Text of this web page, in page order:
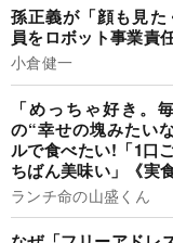
孫正義が「顔も見
員をロボット事業責
小倉健一
「めっちゃ好き。
の“幸せの塊みたい
ルで食べたい!「1口
ちばん美味い」《実
ランチ命の山盛くん